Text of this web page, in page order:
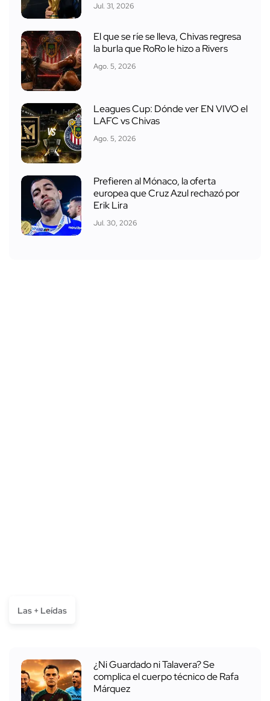
Jul. 31, 2026
El que se ríe se lleva, Chivas regresa
la burla que RoRo le hizo a Rivers
Ago. 5, 2026
Leagues Cup: Dónde ver EN VIVO el
LAFC vs Chivas
Ago. 5, 2026
Prefieren al Mónaco, la oferta
europea que Cruz Azul rechazó por
Erik Lira
Jul. 30, 2026
Las + Leídas
¿Ni Guardado ni Talavera? Se
complica el cuerpo técnico de Rafa
Márquez